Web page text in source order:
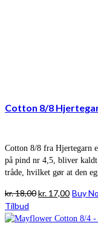
Cotton 8/8
Cotton 8/8 fra Hjertegarn
på pind nr 4,5, bliver
tråde, hvilket gør at den
kr.18,00Den
pris
kr. 17,00Den
pris
Buy
Tilbud